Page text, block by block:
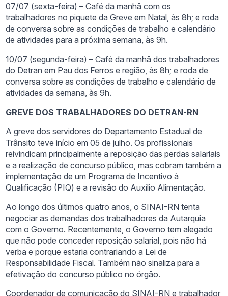
07/07 (sexta-feira) – Café da manhã com os
trabalhadores no piquete da Greve em Natal, às 8h; e roda
de conversa sobre as condições de trabalho e calendário
de atividades para a próxima semana, às 9h.
10/07 (segunda-feira) – Café da manhã dos trabalhadores
do Detran em Pau dos Ferros e região, às 8h; e roda de
conversa sobre as condições de trabalho e calendário de
atividades da semana, às 9h.
GREVE DOS TRABALHADORES DO DETRAN-RN
A greve dos servidores do Departamento Estadual de
Trânsito teve início em 05 de julho. Os profissionais
reivindicam principalmente a reposição das perdas salariais
e a realização de concurso público, mas cobram também a
implementação de um Programa de Incentivo à
Qualificação (PIQ) e a revisão do Auxílio Alimentação.
Ao longo dos últimos quatro anos, o SINAI-RN tenta
negociar as demandas dos trabalhadores da Autarquia
com o Governo. Recentemente, o Governo tem alegado
que não pode conceder reposição salarial, pois não há
verba e porque estaria contrariando a Lei de
Responsabilidade Fiscal. Também não sinaliza para a
efetivação do concurso público no órgão.
Coordenador de comunicação do SINAI-RN e trabalhador